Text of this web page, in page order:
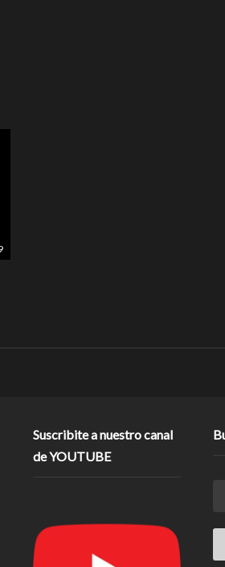
Suscribite a nuestro canal
de YOUTUBE